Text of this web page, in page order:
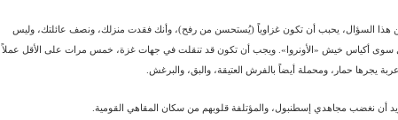
عن هذا السؤال، يحبب أن تكون غزاوياً (يُستحسن من رفح)، وأنك فقدت منزلك، ونصف عائلتك، وليس
سوى أكياس خيش «الأونروا». ويجب أن تكون قد تنقلت في جهات غزة، خمس مرات على الأقل عملاً
يجرها حمار، ومحملة أيضاً بالفرش العتيقة، والبق، والبرغش.
أن نغضب مجاهدي إسطنبول، والمؤتلفة قلوبهم من سكان المقاهي القومية.